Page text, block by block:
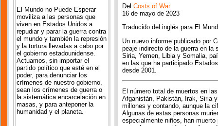
El Mundo no Puede Esperar
moviliza a las personas que
viven en Estados Unidos a
repudiar y parar la guerra contra
el mundo y también la represión
y la tortura llevadas a cabo por
el gobierno estadounidense.
Actuamos, sin importar el
partido político que esté en el
poder, para denunciar los
crímenes de nuestro gobierno,
sean los crímenes de guerra o
la sistemática encarcelación en
masas, y para anteponer la
humanidad y el planeta.
Del Costs of War
16 de mayo de 2023
Traducido del inglés para El
Un nuevo informe publicado por
peaje indirecto de la guerra en la
Siria, Yemen, Libia y Somalia,
en las que ha participado
desde 2001.
El número total de muertos en
Afganistán, Pakistán, Irak, Siria
millones y contando, aunque la
Algunas de estas personas
especialmente niños, han